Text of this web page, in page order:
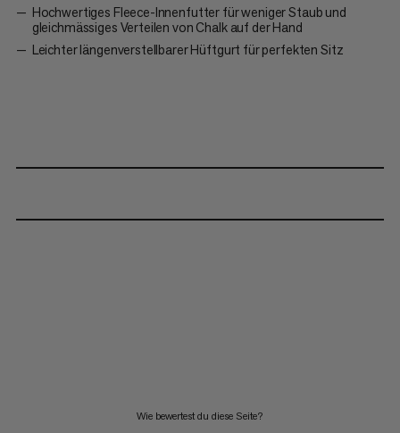
Hochwertiges Fleece-Innenfutter für weniger Staub und
gleichmässiges Verteilen von Chalk auf der Hand
Leichter längenverstellbarer Hüftgurt für perfekten Sitz
Wie bewertest du diese Seite?